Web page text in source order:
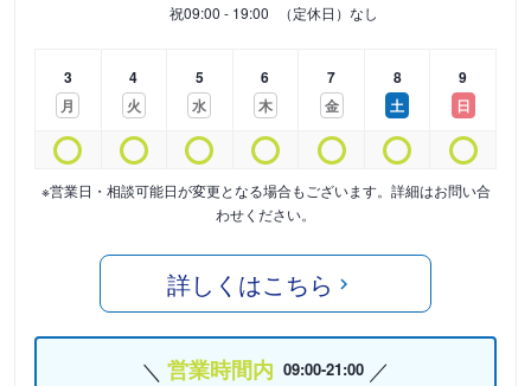
祝09:00 - 19:00 （定休日）なし
3
月
4
火
5
水
6
木
7
金
8
土
9
日
※営業日・相談可能日が変更となる場合もございます。詳細はお問い合
わせください。
詳しくはこちら
営業時間内 09:00-21:00